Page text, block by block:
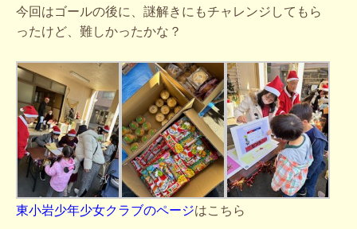
今回はゴールの後に、謎解きにもチャレンジしてもら
ったけど、難しかったかな？
東小岩少年少女クラブのページはこちら